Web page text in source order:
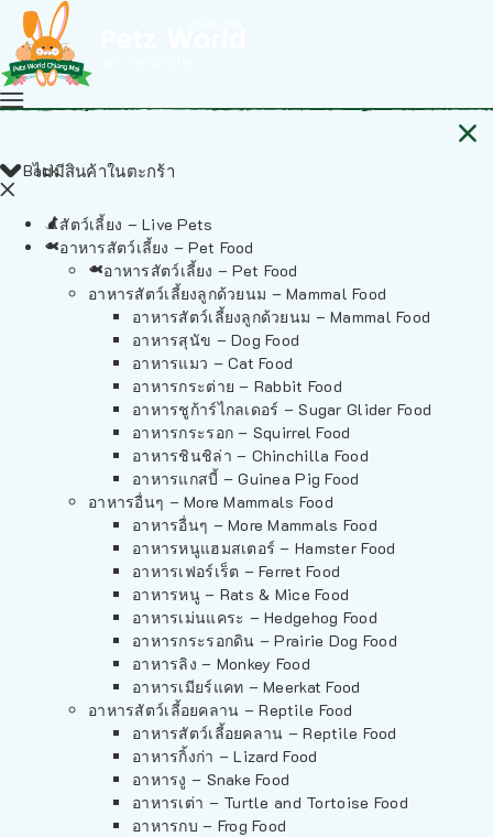
ไม่มีสินค้าในตะกร้า
Back
สัตว์เลี้ยง – Live Pets
อาหารสัตว์เลี้ยง – Pet Food
อาหารสัตว์เลี้ยง – Pet Food
อาหารสัตว์เลี้ยงลูกด้วยนม – Mammal Food
อาหารสัตว์เลี้ยงลูกด้วยนม – Mammal Food
อาหารสุนัข – Dog Food
อาหารแมว – Cat Food
อาหารกระต่าย – Rabbit Food
อาหารชูก้าร์ไกลเดอร์ – Sugar Glider Food
อาหารกระรอก – Squirrel Food
อาหารชินชิล่า – Chinchilla Food
อาหารแกสบี้ – Guinea Pig Food
อาหารอื่นๆ – More Mammals Food
อาหารอื่นๆ – More Mammals Food
อาหารหนูแฮมสเตอร์ – Hamster Food
อาหารเฟอร์เร็ต – Ferret Food
อาหารหนู – Rats & Mice Food
อาหารเม่นแคระ – Hedgehog Food
อาหารกระรอกดิน – Prairie Dog Food
อาหารลิง – Monkey Food
อาหารเมียร์แคท – Meerkat Food
อาหารสัตว์เลี้อยคลาน – Reptile Food
อาหารสัตว์เลี้อยคลาน – Reptile Food
อาหารกิ้งก่า – Lizard Food
อาหารงู – Snake Food
อาหารเต่า – Turtle and Tortoise Food
อาหารกบ – Frog Food